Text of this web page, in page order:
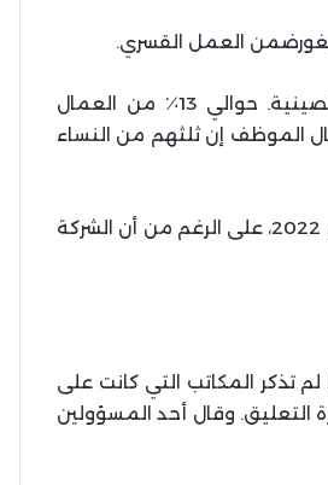
قالت الموظفة: إن جميع الذين تم نقلهم يعرفون لغة الماندرين الصينية. حوالي 13٪ من العمال
الموظف إن ثلثهم من النساء
وأضافت الموظفة أنه من المقرر نقل آلاف العمال الإضافيين في مارس 2022، على الرغم من أن الشركة
تذكر المكاتب التي كانت على
التعليق. وقال أحد المسؤولين